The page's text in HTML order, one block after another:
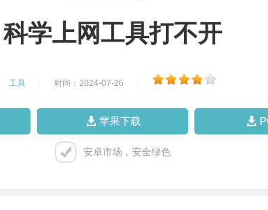
科学上网工具打不开
工具 时间：2024-07-26
苹果下载
安卓市场，安全绿色